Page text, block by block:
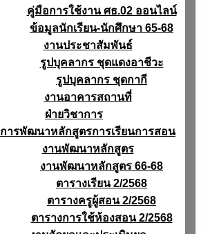
คู่มือการใช้งาน ศธ.02 ออนไลน์
ข้อมูลนักเรียน-นักศึกษา 65-68
งานประชาสัมพันธ์
รูปบุคลากร ชุดแดงอาชีวะ
รูปบุคลากร ชุดกากี
งานอาคารสถานที่
ฝ่ายวิชาการ
การพัฒนาหลักสูตรการเรียนการสอน
งานพัฒนาหลักสูตร
งานพัฒนาหลักสูตร 66-68
ตารางเรียน 2/2568
ตารางครูผู้สอน 2/2568
ตารางการใช้ห้องสอน 2/2568